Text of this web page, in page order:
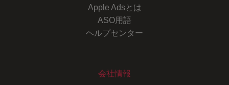
Apple Adsとは
ASO用語
ヘルプセンター
会社情報